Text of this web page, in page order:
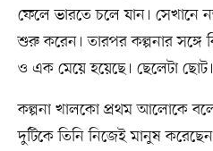
ফেলে ভারতে চলে যান। সেখানে
শুরু করেন। তারপর কল্পনার সঙ্গে
ও এক মেয়ে হয়েছে। ছেলেটা ছোট।
কল্পনা খালকো প্রথম আলোকে
দুটিকে তিনি নিজেই মানুষ